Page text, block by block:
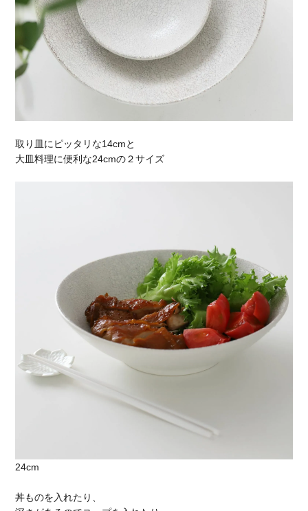
取り皿にピッタリな14cmと
大皿料理に便利な24cmの２サイズ
24cm
丼ものを入れたり、